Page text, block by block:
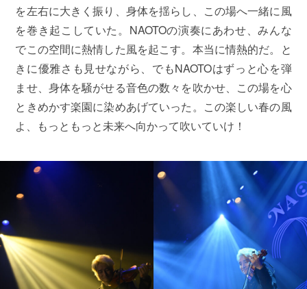
を左右に大きく振り、身体を揺らし、この場へ一緒に風
を巻き起こしていた。NAOTOの演奏にあわせ、みんな
でこの空間に熱情した風を起こす。本当に情熱的だ。と
きに優雅さも見せながら、でもNAOTOはずっと心を弾
ませ、身体を騒がせる音色の数々を吹かせ、この場を心
ときめかす楽園に染めあげていった。この楽しい春の風
よ、もっともっと未来へ向かって吹いていけ！